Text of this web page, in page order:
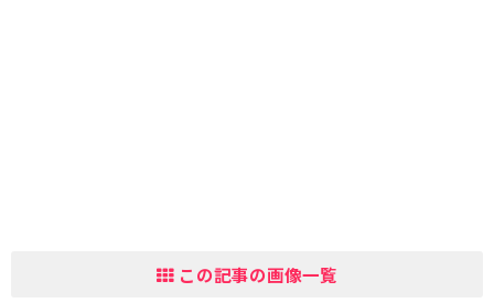
この記事の画像一覧